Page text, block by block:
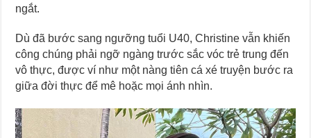
ngắt.
Dù đã bước sang ngưỡng tuổi U40, Christine vẫn khiến
công chúng phải ngỡ ngàng trước sắc vóc trẻ trung đến
vô thực, được ví như một nàng tiên cá xé truyện bước ra
giữa đời thực để mê hoặc mọi ánh nhìn.